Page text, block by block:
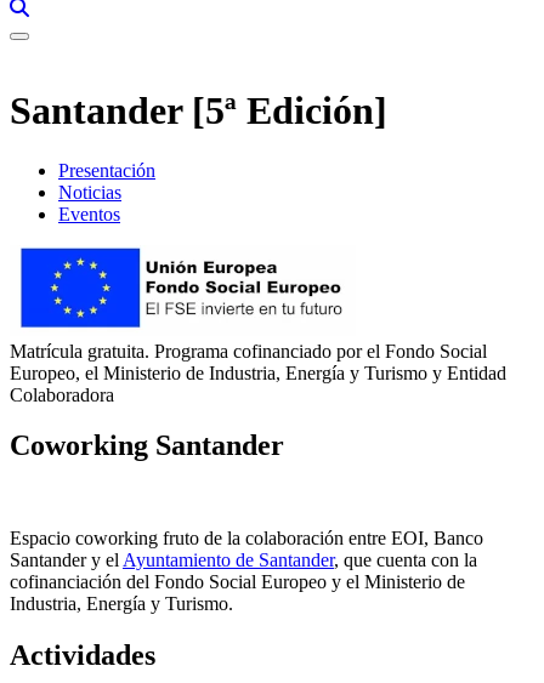
Santander [5ª Edición]
Presentación
Noticias
Eventos
Matrícula gratuita. Programa cofinanciado por el Fondo Social
Europeo, el Ministerio de Industria, Energía y Turismo y Entidad
Colaboradora
Coworking Santander
Espacio coworking fruto de la colaboración entre EOI, Banco
Santander y el Ayuntamiento de Santander, que cuenta con la
cofinanciación del Fondo Social Europeo y el Ministerio de
Industria, Energía y Turismo.
Actividades